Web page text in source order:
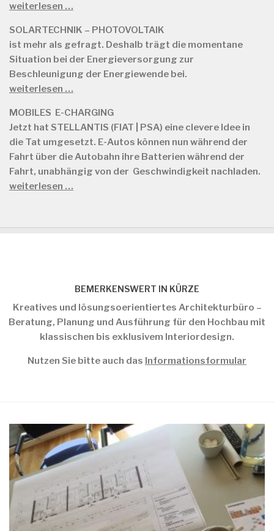
weiterlesen …
SOLARTECHNIK – PHOTOVOLTAIK
ist mehr als gefragt. Deshalb trägt die momentane
Situation bei der Energieversorgung zur
Beschleunigung der Energiewende bei.
weiterlesen …
MOBILES E-CHARGING
Jetzt hat STELLANTIS (FIAT | PSA) eine clevere Idee in
die Tat umgesetzt. E-Autos können nun während der
Fahrt über die Autobahn ihre Batterien während der
Fahrt, unabhängig von der Geschwindigkeit nachladen.
weiterlesen …
BEMERKENSWERT IN KÜRZE
Kreatives und lösungsoerientiertes Architekturbüro –
Beratung, Planung und Ausführung für den Hochbau mit
klassischen bis exklusivem Interiordesign.
Nutzen Sie bitte auch das Informationsformular